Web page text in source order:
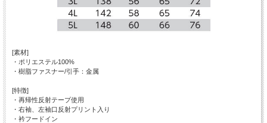
[素材]
・ポリエステル100%
・樹脂ファスナー/引手：金属
[特徴]
・再帰性反射テープ使用
・右袖、左袖口反射プリント入り
・衿フードイン